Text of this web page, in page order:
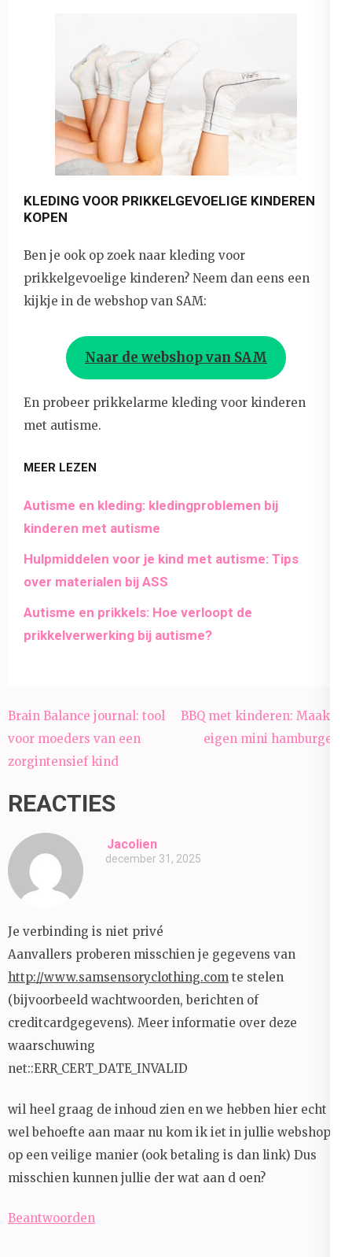
KLEDING VOOR PRIKKELGEVOELIGE KINDEREN
KOPEN
Ben je ook op zoek naar kleding voor
prikkelgevoelige kinderen? Neem dan eens een
kijkje in de webshop van SAM:
Naar de webshop van SAM
En probeer prikkelarme kleding voor kinderen
met autisme.
MEER LEZEN
Autisme en kleding: kledingproblemen bij
kinderen met autisme
Hulpmiddelen voor je kind met autisme: Tips
over materialen bij ASS
Autisme en prikkels: Hoe verloopt de
prikkelverwerking bij autisme?
Bericht
navigatie
Brain Balance journal: tool
voor moeders van een
zorgintensief kind
BBQ met kinderen: Maak je
eigen mini hamburgers
REACTIES
Jacolien
december 31, 2025
Je verbinding is niet privé
Aanvallers proberen misschien je gegevens van
http://www.samsensoryclothing.com te stelen
(bijvoorbeeld wachtwoorden, berichten of
creditcardgegevens). Meer informatie over deze
waarschuwing
net::ERR_CERT_DATE_INVALID
wil heel graag de inhoud zien en we hebben hier echt
wel behoefte aan maar nu kom ik iet in jullie webshop
op een veilige manier (ook betaling is dan link) Dus
misschien kunnen jullie der wat aan d oen?
Beantwoorden